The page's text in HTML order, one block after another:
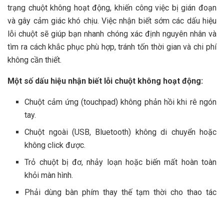
trạng chuột không hoạt động, khiến công việc bị gián đoạn
và gây cảm giác khó chịu. Việc nhận biết sớm các dấu hiệu
lỗi chuột sẽ giúp bạn nhanh chóng xác định nguyên nhân và
tìm ra cách khắc phục phù hợp, tránh tốn thời gian và chi phí
không cần thiết.
Một số dấu hiệu nhận biết lỗi chuột không hoạt động:
Chuột cảm ứng (touchpad) không phản hồi khi rê ngón
tay.
Chuột ngoài (USB, Bluetooth) không di chuyển hoặc
không click được.
Trỏ chuột bị đơ, nhảy loạn hoặc biến mất hoàn toàn
khỏi màn hình.
Phải dùng bàn phím thay thế tạm thời cho thao tác